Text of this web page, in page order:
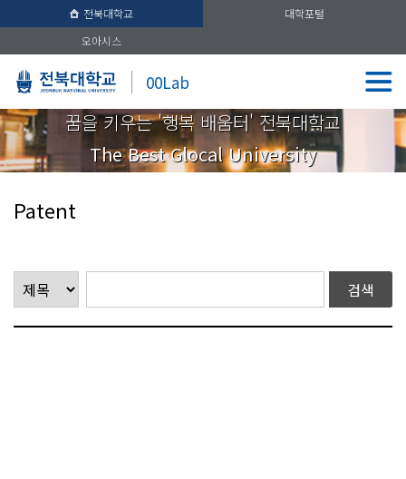
전북대학교
대학포털
오아시스
00Lab
꿈을 키우는 '행복 배움터' 전북대학교
The Best Glocal University
Patent